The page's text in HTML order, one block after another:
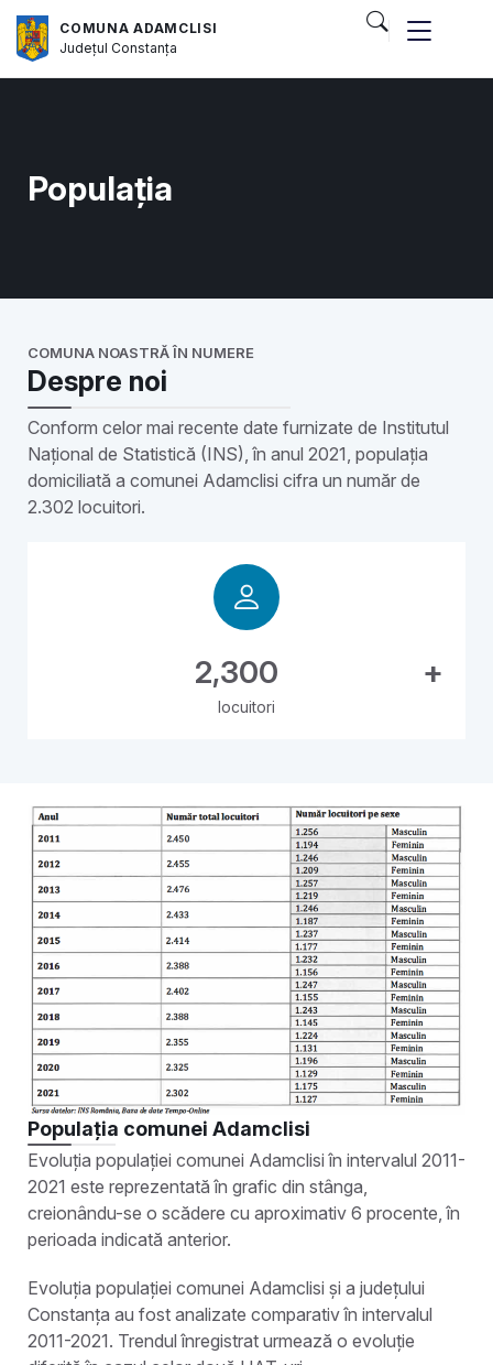
COMUNA ADAMCLISI
JudețulConstanța
Populația
COMUNA NOASTRĂ ÎN NUMERE
Despre noi
Conform celor mai recente date furnizate de Institutul
Național de Statistică (INS), în anul 2021, populația
domiciliată a comunei Adamclisi cifra un număr de
2.302 locuitori.
locuitori
2,300 +
Populația comunei Adamclisi
Evoluția populației comunei Adamclisi în intervalul 2011-
2021 este reprezentată în grafic din stânga,
creionându-se o scădere cu aproximativ 6 procente, în
perioada indicată anterior.
Evoluția populației comunei Adamclisi și a județului
Constanța au fost analizate comparativ în intervalul
2011-2021. Trendul înregistrat urmează o evoluție